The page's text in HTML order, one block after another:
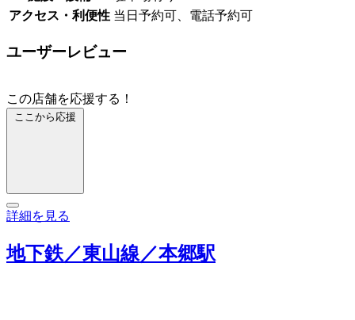
アクセス・利便性 当日予約可、電話予約可
ユーザーレビュー
この店舗を応援する！
ここから応援
詳細を見る
地下鉄／東山線／本郷駅